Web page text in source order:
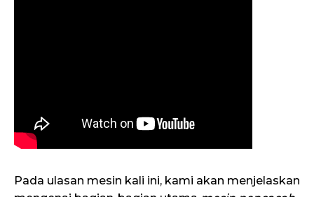
Pada ulasan mesin kali ini, kami akan menjelaskan